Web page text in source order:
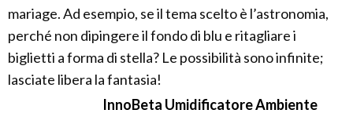
mariage. Ad esempio, se il tema scelto è l’astronomia,
perché non dipingere il fondo di blu e ritagliare i
biglietti a forma di stella? Le possibilità sono infinite;
lasciate libera la fantasia!
InnoBeta Umidificatore Ambiente